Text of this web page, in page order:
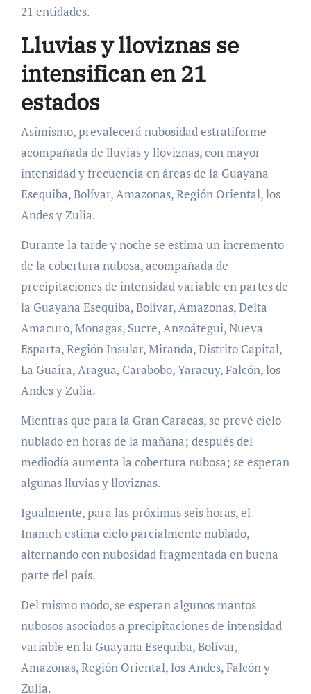
21 entidades.
Lluvias y lloviznas se
intensifican en 21
estados
Asimismo, prevalecerá nubosidad estratiforme
acompañada de lluvias y lloviznas, con mayor
intensidad y frecuencia en áreas de la Guayana
Esequiba, Bolívar, Amazonas, Región Oriental, los
Andes y Zulia.
Durante la tarde y noche se estima un incremento
de la cobertura nubosa, acompañada de
precipitaciones de intensidad variable en partes de
la Guayana Esequiba, Bolívar, Amazonas, Delta
Amacuro, Monagas, Sucre, Anzoátegui, Nueva
Esparta, Región Insular, Miranda, Distrito Capital,
La Guaira, Aragua, Carabobo, Yaracuy, Falcón, los
Andes y Zulia.
Mientras que para la Gran Caracas, se prevé cielo
nublado en horas de la mañana; después del
mediodía aumenta la cobertura nubosa; se esperan
algunas lluvias y lloviznas.
Igualmente, para las próximas seis horas, el
Inameh estima cielo parcialmente nublado,
alternando con nubosidad fragmentada en buena
parte del país.
Del mismo modo, se esperan algunos mantos
nubosos asociados a precipitaciones de intensidad
variable en la Guayana Esequiba, Bolívar,
Amazonas, Región Oriental, los Andes, Falcón y
Zulia.